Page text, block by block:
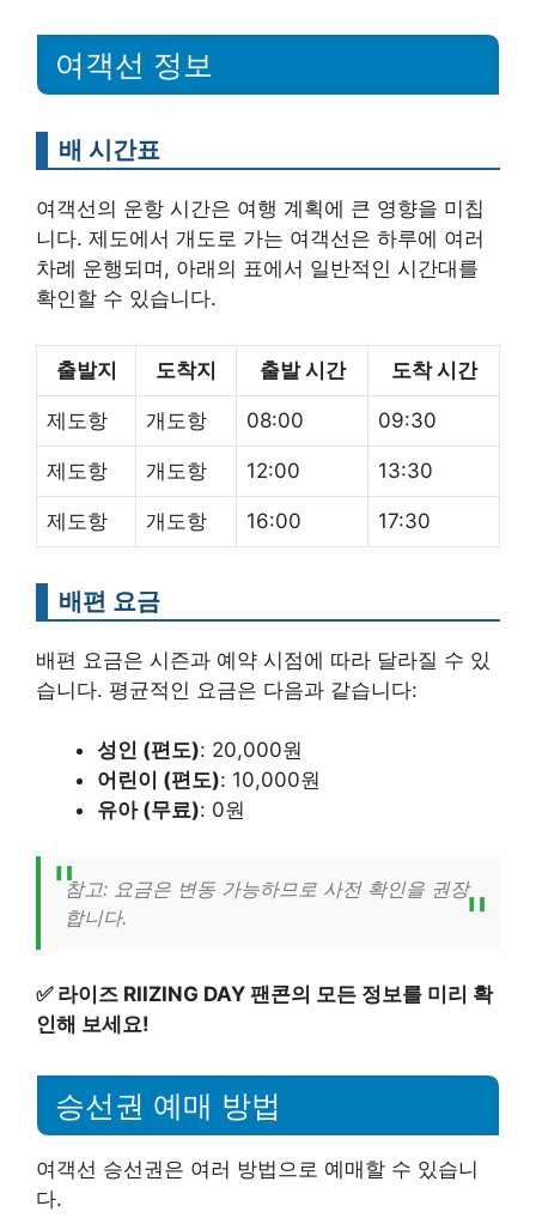
여객선 정보
배 시간표
여객선의 운항 시간은 여행 계획에 큰 영향을 미칩
니다. 제도에서 개도로 가는 여객선은 하루에 여러
차례 운행되며, 아래의 표에서 일반적인 시간대를
확인할 수 있습니다.
출발지 도착지 출발 시간 도착 시간
제도항 개도항 08:00 09:30
제도항 개도항 12:00 13:30
제도항 개도항 16:00 17:30
배편 요금
배편 요금은 시즌과 예약 시점에 따라 달라질 수 있
습니다. 평균적인 요금은 다음과 같습니다:
성인 (편도): 20,000원
어린이 (편도): 10,000원
유아 (무료): 0원
참고: 요금은 변동 가능하므로 사전 확인을 권장
합니다.
✅ 라이즈 RIIZING DAY 팬콘의 모든 정보를 미리 확
인해 보세요!
승선권 예매 방법
여객선 승선권은 여러 방법으로 예매할 수 있습니
다.